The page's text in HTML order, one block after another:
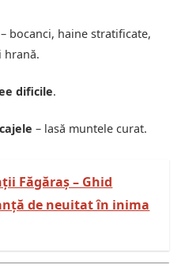
– bocanci, haine stratificate,
hrană.
dificile.
– lasă muntele curat.
Făgăraș – Ghid
de neuitat în inima